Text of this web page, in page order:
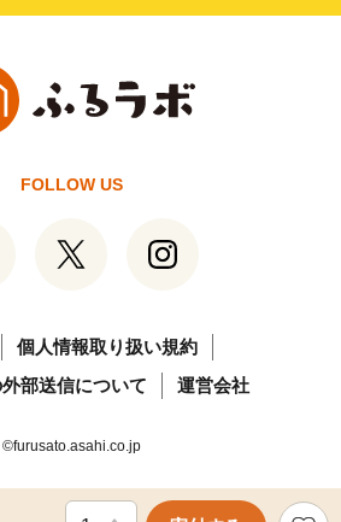
FOLLOW US
個人情報取り扱い規約
部送信について
運営会社
©furusato.asahi.co.jp